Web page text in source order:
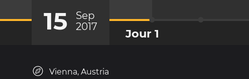
15
Sep
2017
Jour 1
Vienna, Austria